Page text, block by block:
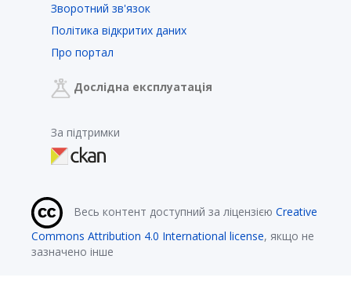
Зворотний зв'язок
Політика відкритих даних
Про портал
Дослідна експлуатація
За підтримки
Весь контент доступний за ліцензією Creative
Commons Attribution 4.0 International license, якщо не
зазначено інше